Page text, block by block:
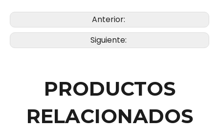
Anterior:
Siguiente:
PRODUCTOS
RELACIONADOS